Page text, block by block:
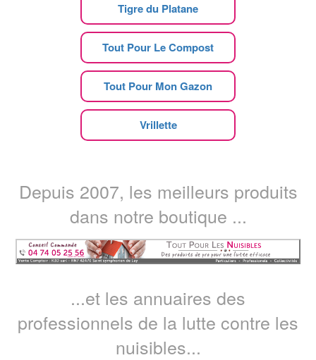
Tigre du Platane
Tout Pour Le Compost
Tout Pour Mon Gazon
Vrillette
Depuis 2007, les meilleurs produits
dans notre boutique ...
...et les annuaires des
professionnels de la lutte contre les
nuisibles...